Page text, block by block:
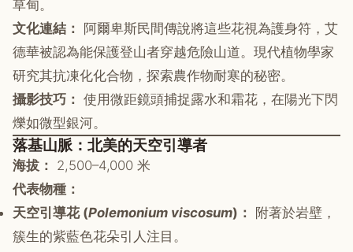
草甸。
文化連結：
阿爾卑斯民間傳說將這些花視為護身符，艾
德華被認為能保護登山者穿越危險山道。現代植物學家
研究其抗凍化化合物，探索農作物耐寒的秘密。
攝影技巧： 使用微距鏡頭捕捉露水和霜花，在陽光下閃
爍如微型銀河。
落基山脈：北美的天空引導者
海拔： 2,500–4,000 米
代表物種：
天空引導花 (Polemonium viscosum)：
附著於岩壁，
簇生的紫藍色花朵引人注目。